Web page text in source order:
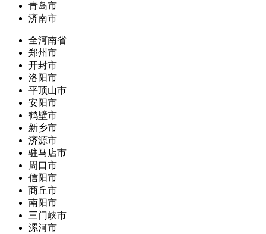
青岛市
济南市
全河南省
郑州市
开封市
洛阳市
平顶山市
安阳市
鹤壁市
新乡市
济源市
驻马店市
周口市
信阳市
商丘市
南阳市
三门峡市
漯河市